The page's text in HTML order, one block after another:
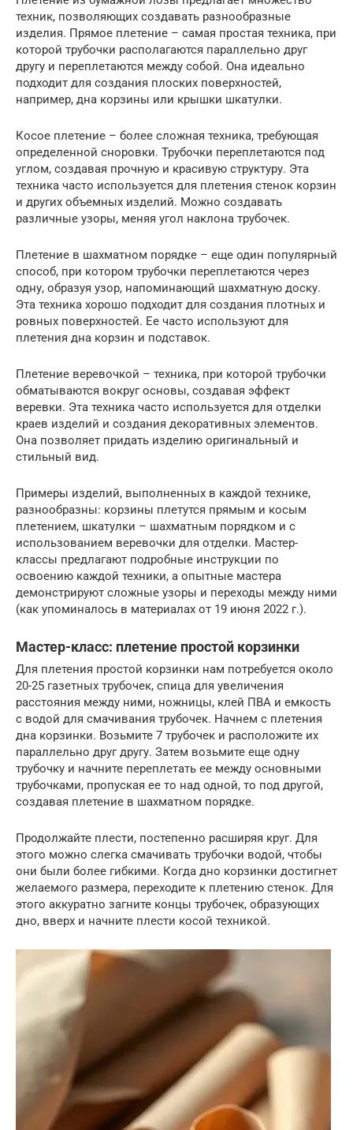
техник, позволяющих создавать разнообразные
изделия. Прямое плетение – самая простая техника, при
которой трубочки располагаются параллельно друг
другу и переплетаются между собой. Она идеально
подходит для создания плоских поверхностей,
например, дна корзины или крышки шкатулки.
Косое плетение – более сложная техника, требующая
определенной сноровки. Трубочки переплетаются под
углом, создавая прочную и красивую структуру. Эта
техника часто используется для плетения стенок корзин
и других объемных изделий. Можно создавать
различные узоры, меняя угол наклона трубочек.
Плетение в шахматном порядке – еще один популярный
способ, при котором трубочки переплетаются через
одну, образуя узор, напоминающий шахматную доску.
Эта техника хорошо подходит для создания плотных и
ровных поверхностей. Ее часто используют для
плетения дна корзин и подставок.
Плетение веревочкой – техника, при которой трубочки
обматываются вокруг основы, создавая эффект
веревки. Эта техника часто используется для отделки
краев изделий и создания декоративных элементов.
Она позволяет придать изделию оригинальный и
стильный вид.
Примеры изделий, выполненных в каждой технике,
разнообразны: корзины плетутся прямым и косым
плетением, шкатулки – шахматным порядком и с
использованием веревочки для отделки. Мастер-
классы предлагают подробные инструкции по
освоению каждой техники, а опытные мастера
демонстрируют сложные узоры и переходы между ними
(как упоминалось в материалах от 19 июня 2022 г.).
Мастер-класс: плетение простой корзинки
Для плетения простой корзинки нам потребуется около
20-25 газетных трубочек, спица для увеличения
расстояния между ними, ножницы, клей ПВА и емкость
с водой для смачивания трубочек. Начнем с плетения
дна корзинки. Возьмите 7 трубочек и расположите их
параллельно друг другу. Затем возьмите еще одну
трубочку и начните переплетать ее между основными
трубочками, пропуская ее то над одной, то под другой,
создавая плетение в шахматном порядке.
Продолжайте плести, постепенно расширяя круг. Для
этого можно слегка смачивать трубочки водой, чтобы
они были более гибкими. Когда дно корзинки достигнет
желаемого размера, переходите к плетению стенок. Для
этого аккуратно загните концы трубочек, образующих
дно, вверх и начните плести косой техникой.